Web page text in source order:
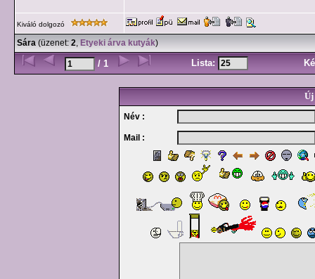
Kiváló dolgozó
Sára (üzenet: 2, Etyeki árva kutyák)
/ 1 Lista:
Új
Név :
Mail :